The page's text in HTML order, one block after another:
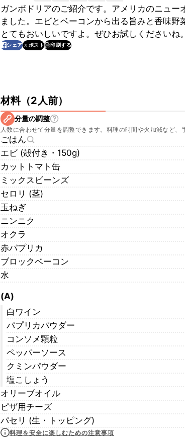
ガンボドリアのご紹介です。アメリカのニュ
ました。エビとベーコンから出る旨みと香味野
とてもおいしいですよ。ぜひお試しくださいね。
シェア ポスト 印刷する
材料（2人前）
分量の調整
人数に合わせて分量を調整できます。料理の時間や火加減など、
ごはん
エビ (殻付き・150g)
カットトマト缶
ミックスビーンズ
セロリ (茎)
玉ねぎ
ニンニク
オクラ
赤パプリカ
ブロックベーコン
水
(A)
白ワイン
パプリカパウダー
コンソメ顆粒
ペッパーソース
クミンパウダー
塩こしょう
オリーブオイル
ピザ用チーズ
パセリ (生・トッピング)
料理を安全に楽しむための注意事項